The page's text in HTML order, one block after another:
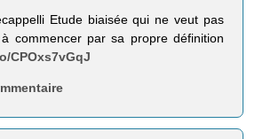
Etude biaisée qui ne veut pas
commencer par sa propre définition
CPOxs7vGqJ